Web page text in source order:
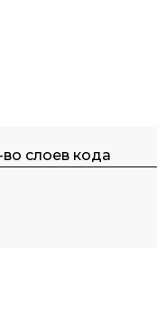
во слоев кода